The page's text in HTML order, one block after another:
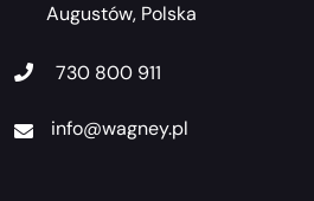
Augustów, Polska
730 800 911
info@wagney.pl